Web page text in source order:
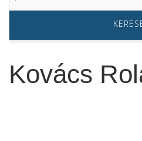
Kovács